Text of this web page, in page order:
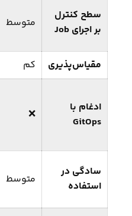
سطح کنترل
بر اجرای Job
متوسط
مقیاس‌پذیری
کم
ادغام با
GitOps
❌
سادگی در
استفاده
متوسط